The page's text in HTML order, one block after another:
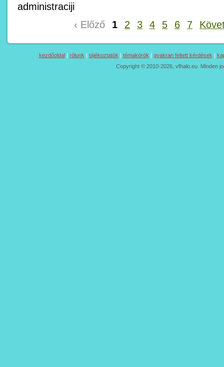
administraciji
‹ Előző
1 2 3 4 5 6 7
kezdőoldal| rólunk | tájékoztatók | témakörök | gyakran feltett kérdések |
Copyright © 2010-2026, vfhalo.eu. Minden